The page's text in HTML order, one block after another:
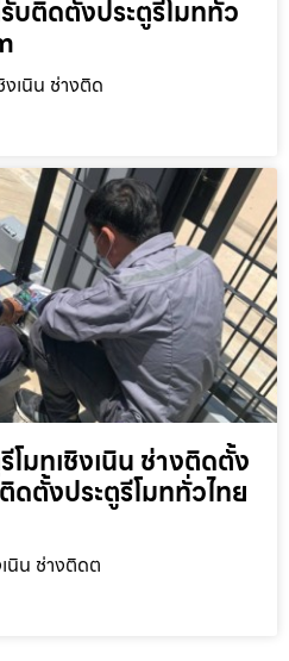
บติดตั้งประตูรีโมททั่ว
งเนิน ช่างติด
โมทเชิงเนิน ช่างติดตั้ง
ตั้งประตูรีโมททั่วไทย
นิน ช่างติดต